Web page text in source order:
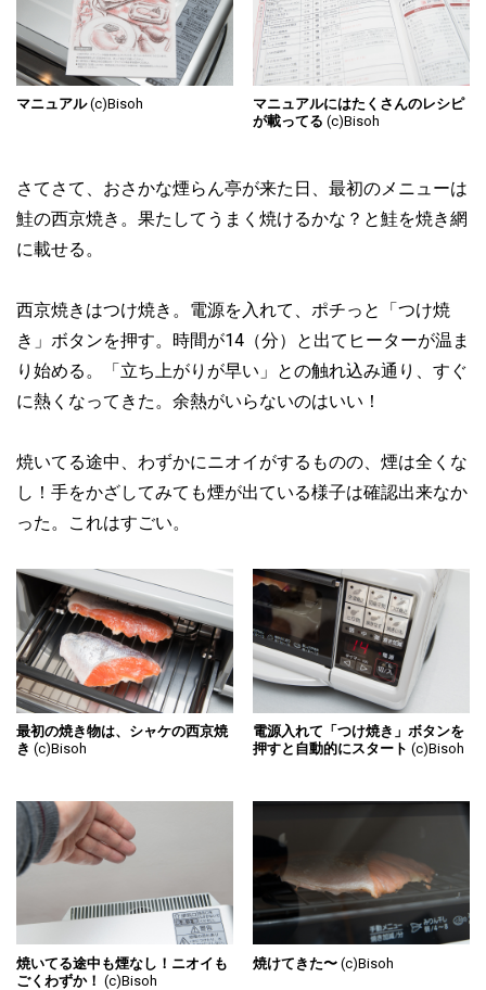
マニュアル(c)Bisoh
マニュアルにはたくさんのレシピ
が載ってる (c)Bisoh
さてさて、おさかな煙らん亭が来た日、最初のメニューは
鮭の西京焼き。果たしてうまく焼けるかな？と鮭を焼き網
に載せる。
西京焼きはつけ焼き。電源を入れて、ポチっと「つけ焼
き」ボタンを押す。時間が14（分）と出てヒーターが温ま
り始める。「立ち上がりが早い」との触れ込み通り、すぐ
に熱くなってきた。余熱がいらないのはいい！
焼いてる途中、わずかにニオイがするものの、煙は全くな
し！手をかざしてみても煙が出ている様子は確認出来なか
った。これはすごい。
最初の焼き物は、シャケの西京焼
き (c)Bisoh
電源入れて「つけ焼き」ボタンを
押すと自動的にスタート (c)Bisoh
焼いてる途中も煙なし！ニオイも
ごくわずか！ (c)Bisoh
焼けてきた〜(c)Bisoh